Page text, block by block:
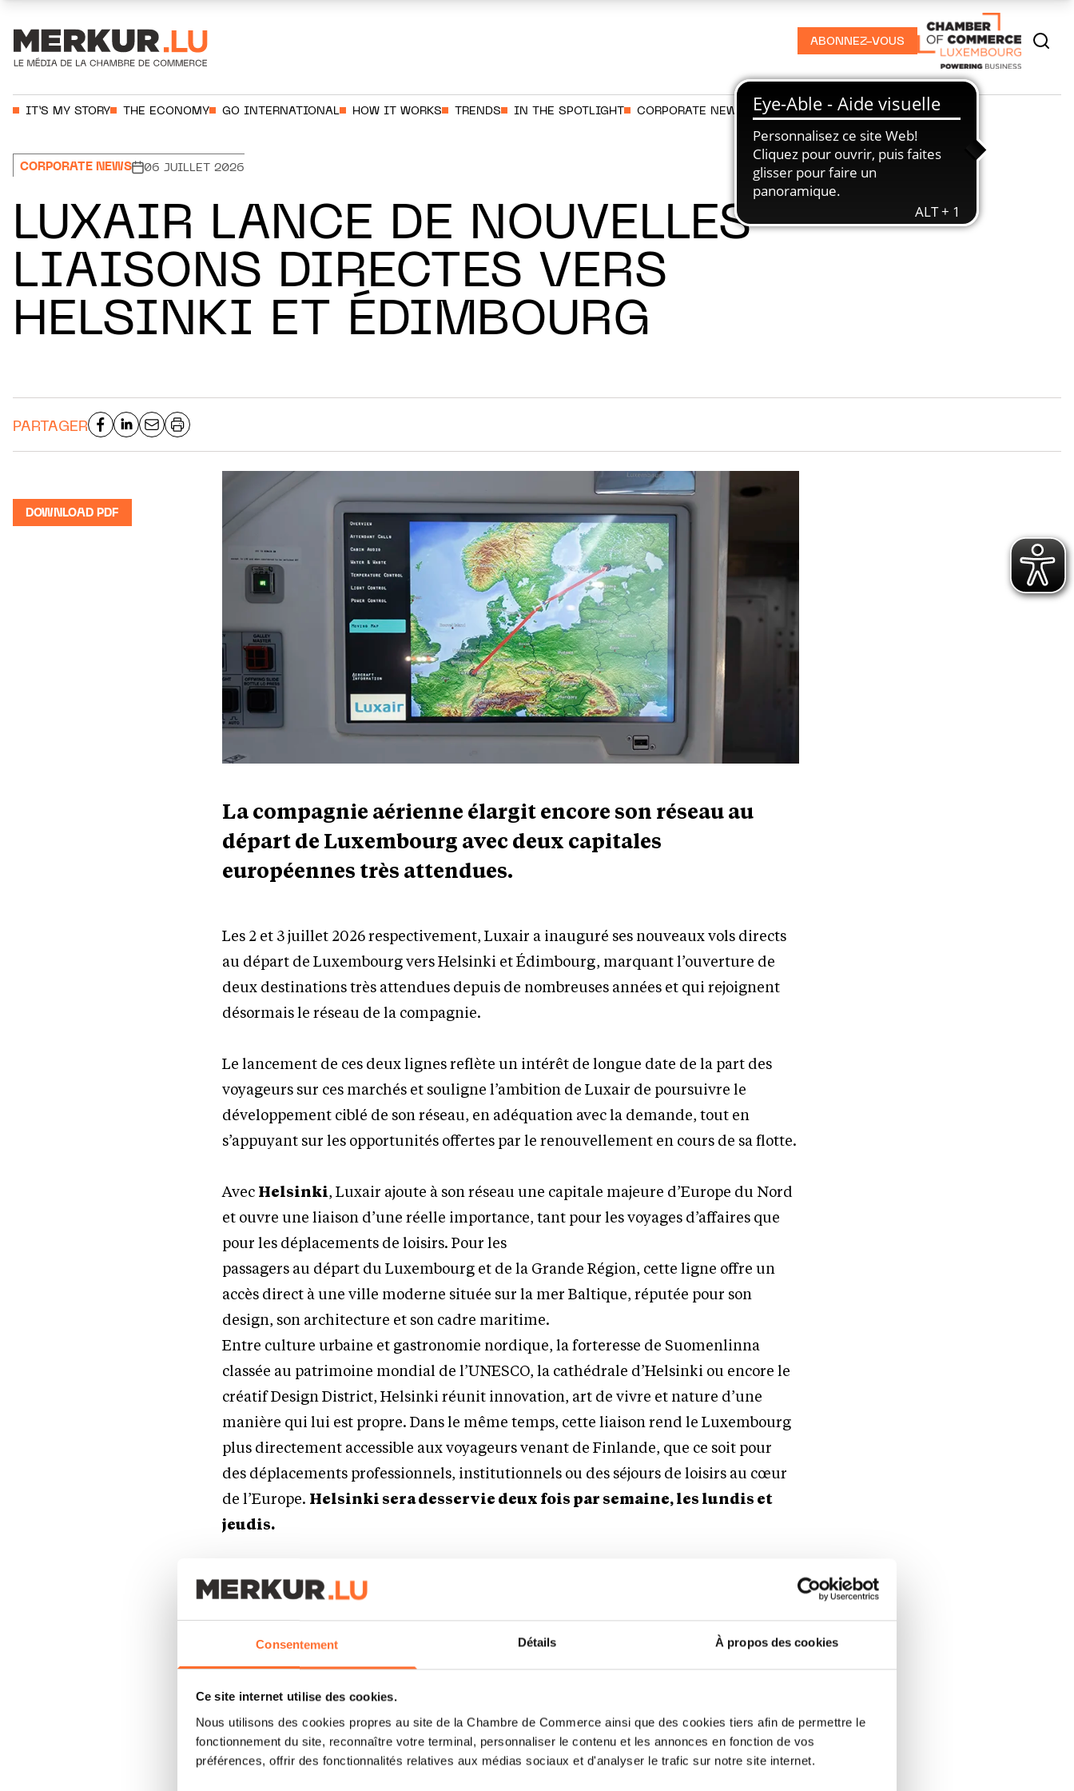
Consentement Détails À propos des cookies
Ce site internet utilise des cookies.
Nous utilisons des cookies propres au site de la Chambre de Commerce ainsi que des cookies tiers afin de permettre le
fonctionnement du site, reconnaître votre terminal, personnaliser le contenu et les annonces en fonction de vos
préférences, offrir des fonctionnalités relatives aux médias sociaux et d'analyser le trafic sur notre site internet.
ABONNEZ-VOUS
IT’S MY STORY THE ECONOMY GO INTERNATIONAL HOW IT WORKS TRENDS IN THE SPOTLIGHT CORPORATE NEWS PODCASTS
CORPORATE NEWS 06 JUILLET 2026
LUXAIR LANCE DE NOUVELLES
LIAISONS DIRECTES VERS
HELSINKI ET ÉDIMBOURG
PARTAGER
DOWNLOAD PDF
La compagnie aérienne élargit encore son réseau au
départ de Luxembourg avec deux capitales
européennes très attendues.
Les 2 et 3 juillet 2026 respectivement, Luxair a inauguré ses nouveaux vols directs
au départ de Luxembourg vers Helsinki et Édimbourg, marquant l’ouverture de
deux destinations très attendues depuis de nombreuses années et qui rejoignent
désormais le réseau de la compagnie.
Le lancement de ces deux lignes reflète un intérêt de longue date de la part des
voyageurs sur ces marchés et souligne l’ambition de Luxair de poursuivre le
développement ciblé de son réseau, en adéquation avec la demande, tout en
s’appuyant sur les opportunités offertes par le renouvellement en cours de sa flotte.
Avec Helsinki, Luxair ajoute à son réseau une capitale majeure d’Europe du Nord
et ouvre une liaison d’une réelle importance, tant pour les voyages d’affaires que
pour les déplacements de loisirs. Pour les
passagers au départ du Luxembourg et de la Grande Région, cette ligne offre un
accès direct à une ville moderne située sur la mer Baltique, réputée pour son
design, son architecture et son cadre maritime.
Entre culture urbaine et gastronomie nordique, la forteresse de Suomenlinna
classée au patrimoine mondial de l’UNESCO, la cathédrale d’Helsinki ou encore le
créatif Design District, Helsinki réunit innovation, art de vivre et nature d’une
manière qui lui est propre. Dans le même temps, cette liaison rend le Luxembourg
plus directement accessible aux voyageurs venant de Finlande, que ce soit pour
des déplacements professionnels, institutionnels ou des séjours de loisirs au cœur
de l’Europe. Helsinki sera desservie deux fois par semaine, les lundis et
jeudis.
Édimbourgfigure parmi les destinations les plus demandées depuis des années,
et son lancement répond à un souhait de longue date d’une liaison directe vers
l’Écosse. Pour les voyageurs au départ de Luxembourg et de la Grande Région,
cette route ouvre l’accès à l’une des régions les plus emblématiques d’Europe, où
pour un city-break. Du château d’Édimbourg au Royal Mile, en passant par Arthur’s
Seat, sa scène festivalière renommée et ses universités prestigieuses, la capitale
écossaise offre une grande diversité d’expériences, tout en constituant une porte